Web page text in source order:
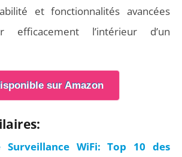
et fonctionnalités avancées
efficacement l’intérieur d’un
sur Amazon
Surveillance WiFi: Top 10 des